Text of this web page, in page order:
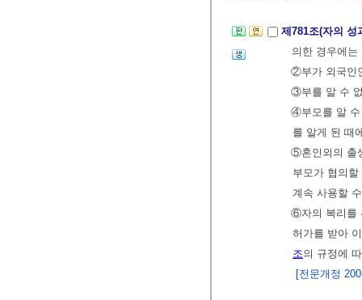
제781조(자의
의한 경우에
②부가 외국인
③부를 알 수
④부모를 알 수
를 알게 된 때
⑤혼인외의 출
부모가 협의
계속 사용할
⑥자의 복리를
허가를 받아
조의 규정에
[전문개정